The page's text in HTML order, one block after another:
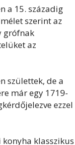
a 15. századig
szerint az
grófnak
az
születtek, de a
már egy 1719-
ezzel
klasszikus